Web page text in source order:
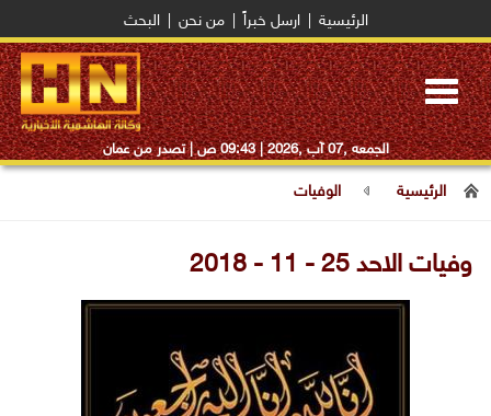
الرئيسية ارسل خبراً من نحن البحث
Toggle
navigation
الجمعه ,07 آب ,2026 | 09:43 ص | تصدر من عمان
الرئيسية الوفيات
وفيات الاحد 25 - 11 - 2018